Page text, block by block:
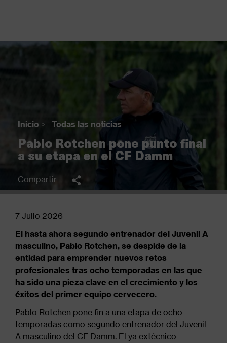
principal
Back
Sobrescribir
enlaces
de
ayuda
a
navegación
Inicio > Todas las noticias
Pablo Rotchen pone punto final
a su etapa en el CF Damm
Compartir
7 Julio 2026
El hasta ahora segundo entrenador del Juvenil A
masculino, Pablo Rotchen, se despide de la
entidad para emprender nuevos retos
profesionales tras ocho temporadas en las que
ha sido una pieza clave en el crecimiento y los
éxitos del primer equipo cervecero.
Pablo Rotchen pone fin a una etapa de ocho
temporadas como segundo entrenador del Juvenil
A masculino del CF Damm. El ya extécnico